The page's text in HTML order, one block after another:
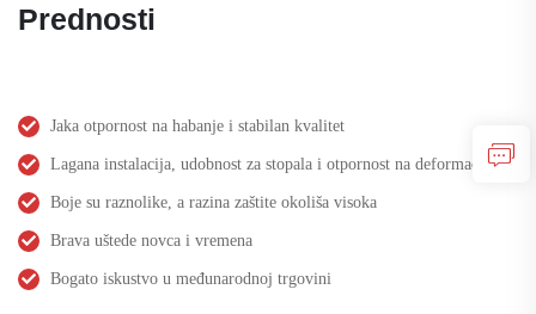
Prednosti
Jaka otpornost na habanje i stabilan kvalitet
Lagana instalacija, udobnost za stopala i otpornost na deformaciju
Boje su raznolike, a razina zaštite okoliša visoka
Brava uštede novca i vremena
Bogato iskustvo u međunarodnoj trgovini